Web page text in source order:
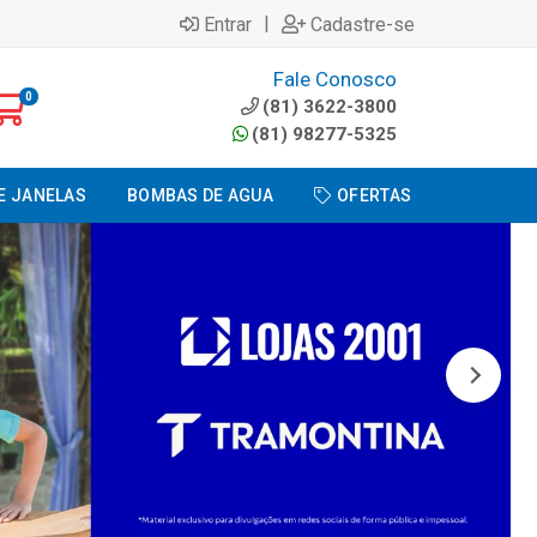
Entrar | Cadastre-se
0
Fale Conosco
(81) 3622-3800
(81) 98277-5325
JANELAS BOMBAS DE AGUA OFERTAS